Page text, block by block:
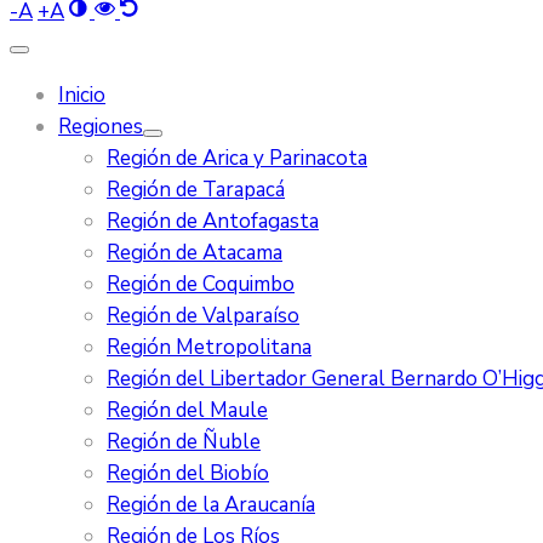
-A +A
Inicio
Regiones
Región de Arica y Parinacota
Región de Tarapacá
Región de Antofagasta
Región de Atacama
Región de Coquimbo
Región de Valparaíso
Región Metropolitana
Región del Libertador General Bernardo
Región del Maule
Región de Ñuble
Región del Biobío
Región de la Araucanía
Región de Los Ríos